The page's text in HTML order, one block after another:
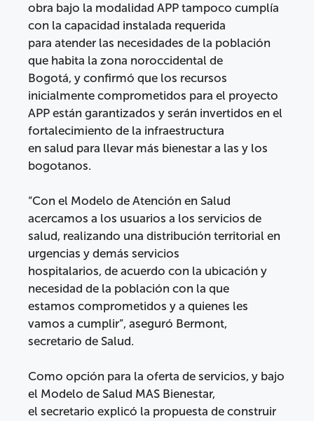
obra bajo la modalidad APP tampoco cumplía
con la capacidad instalada requerida
para atender las necesidades de la población
que habita la zona noroccidental de
Bogotá, y confirmó que los recursos
inicialmente comprometidos para el proyecto
APP están garantizados y serán invertidos en el
fortalecimiento de la infraestructura
en salud para llevar más bienestar a las y los
bogotanos.
“Con el Modelo de Atención en Salud
acercamos a los usuarios a los servicios de
salud, realizando una distribución territorial en
urgencias y demás servicios
hospitalarios, de acuerdo con la ubicación y
necesidad de la población con la que
estamos comprometidos y a quienes les
vamos a cumplir”, aseguró Bermont,
secretario de Salud.
Como opción para la oferta de servicios, y bajo
el Modelo de Salud MAS Bienestar,
el secretario explicó la propuesta de construir